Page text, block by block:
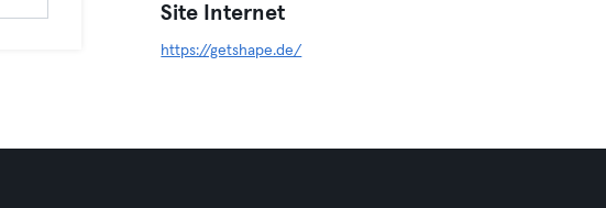
Site Internet
https://getshape.de/